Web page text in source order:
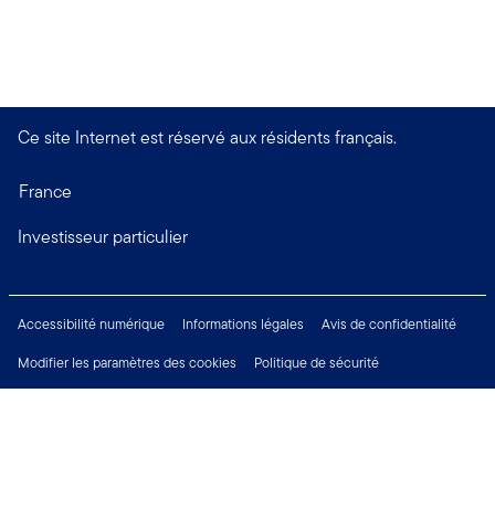
Ce site Internet est réservé aux résidents français.
France
Investisseur particulier
Accessibilité numérique Informations légales
Avis de confidentialité
Modifier les paramètres des cookies
Politique de sécurité